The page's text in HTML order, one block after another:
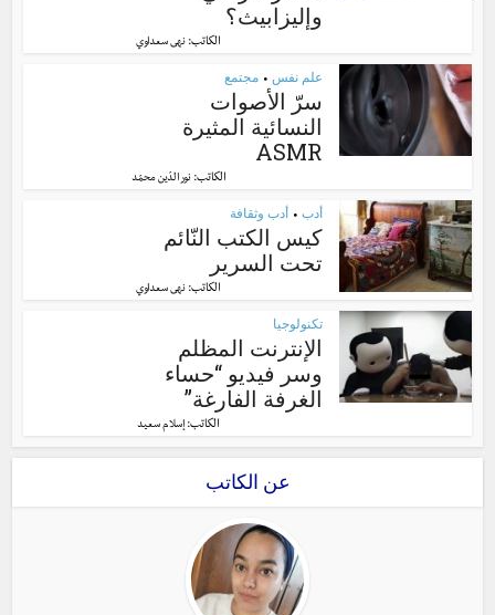
وإليزابيث؟
الكاتب: نهى سعداوي
علم نفس • مجتمع
سرّ الأصوات
النسائية المثيرة
ASMR
الكاتب:نور الدّين محمّد
أدب • أدب وثقافة
كيس الكتب النّائم
تحت السرير
الكاتب: نهى سعداوي
تكنولوجيا
الإنترنت المظلم
وسر فيديو “حساء
الغرفة الفارغة”
الكاتب: إسلام سعيد
عن الكاتب